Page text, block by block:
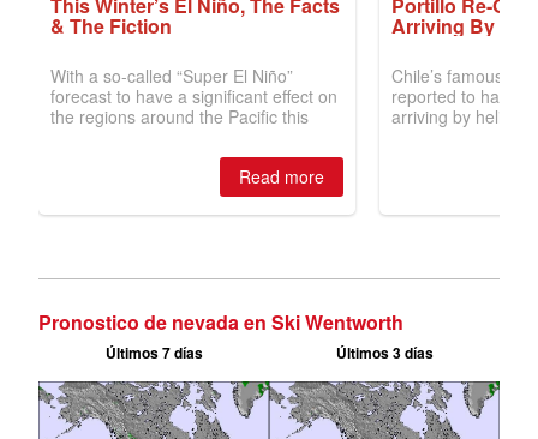
Pronostico de nevada en Ski Wentworth
Últimos 7 días Últimos 3 días